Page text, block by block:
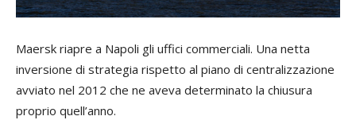
Maersk riapre a Napoli gli uffici commerciali. Una netta
inversione di strategia rispetto al piano di centralizzazione
avviato nel 2012 che ne aveva determinato la chiusura
proprio quell’anno.